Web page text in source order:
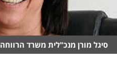
סיגל מורן מנכ"לית משרד הרווחה